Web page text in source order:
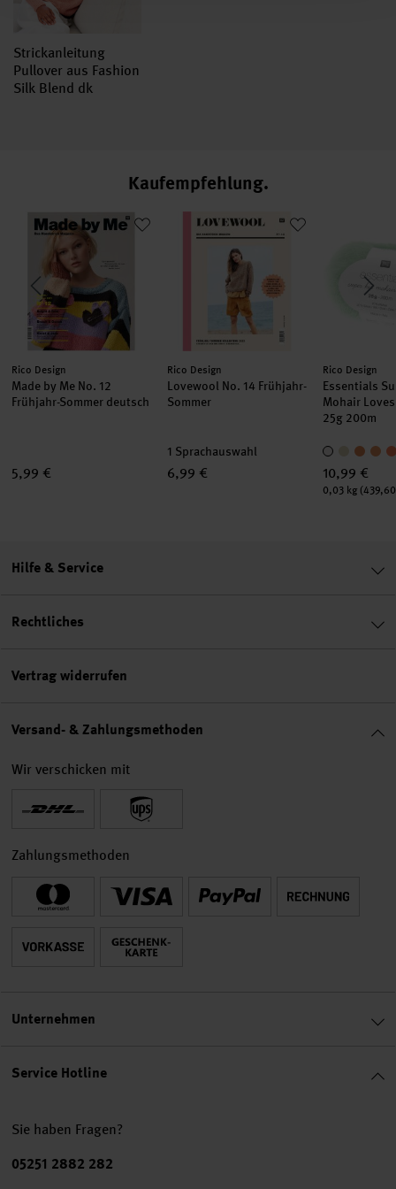
Strickanleitung
Pullover aus Fashion
Silk Blend dk
Kaufempfehlung
Silk
Made by Me No. 12 Frühjahr-Sommer deutsch
Hersteller:
Rico Design
Made by Me No. 12
Frühjahr-Sommer deutsch
5,99 €
Lovewool No. 14 Frühjahr-Sommer
Hersteller:
Rico Design
Lovewool No. 14 Frühjahr-
Sommer
1 Sprachauswahl
6,99 €
Hersteller:
Rico Design
Essentials
Mohair
25g 200m
10,99 €
Inhalt:
0,03 kg
Service Hotline
Sie haben Fragen?
Telefonnummer
05251 2882 282
Hilfe & Service
Rechtliches
Vertrag widerrufen
Versand- & Zahlungsmethoden
Wir verschicken mit
Zahlungsmethoden
Unternehmen